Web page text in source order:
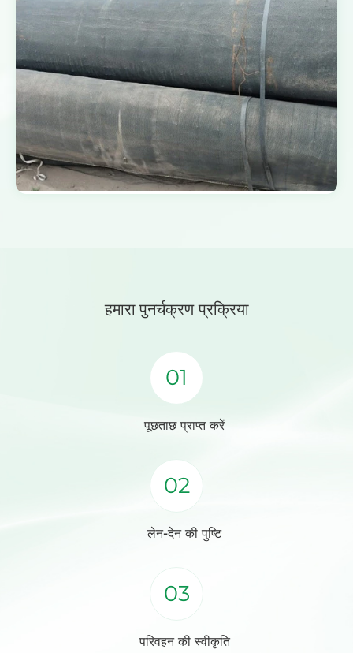
हमारापुनर्चक्रण प्रक्रिया
01
पूछताछ प्राप्त करें
02
लेन-देन की पुष्टि
03
परिवहन की स्वीकृति